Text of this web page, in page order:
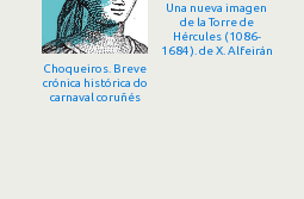
Choqueiros. Breve
crónica histórica do
carnaval coruñés
Una nueva imagen
de la Torre de
Hércules (1086-
1684). de X. Alfeirán